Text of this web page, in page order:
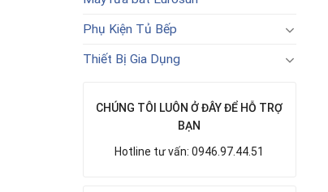
Phụ Kiện Tủ Bếp
Thiết Bị Gia Dụng
CHÚNG TÔI LUÔN Ở ĐÂY ĐỂ HỖ TRỢ
BẠN
Hotline tư vấn: 0946.97.44.51